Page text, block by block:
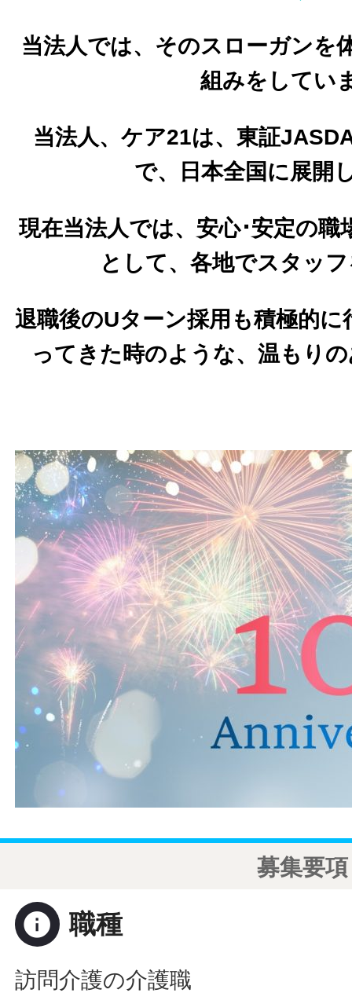
当法人では、そのスローガンを
組みをしてい
当法人、ケア21は、東証
で、日本全国に展開
現在当法人では、安心･安定の
として、各地でスタッ
退職後のUターン採用も積極的
ってきた時のような、温もり
募集要項
info 職種
訪問介護の介護職